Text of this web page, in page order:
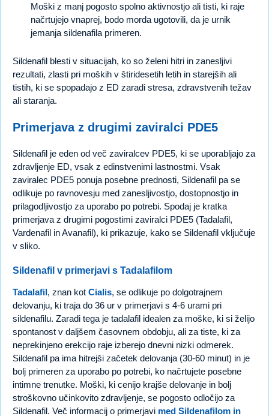
Moški z manj pogosto spolno aktivnostjo ali tisti, ki raje
načrtujejo vnaprej, bodo morda ugotovili, da je urnik
jemanja sildenafila primeren.
Sildenafil blesti v situacijah, ko so želeni hitri in zanesljivi
rezultati, zlasti pri moških v štiridesetih letih in starejših ali
tistih, ki se spopadajo z ED zaradi stresa, zdravstvenih težav
ali staranja.
Primerjava z drugimi zaviralci PDE5
Sildenafil je eden od več zaviralcev PDE5, ki se uporabljajo za
zdravljenje ED, vsak z edinstvenimi lastnostmi. Vsak
zaviralec PDE5 ponuja posebne prednosti, Sildenafil pa se
odlikuje po ravnovesju med zanesljivostjo, dostopnostjo in
prilagodljivostjo za uporabo po potrebi. Spodaj je kratka
primerjava z drugimi pogostimi zaviralci PDE5 (Tadalafil,
Vardenafil in Avanafil), ki prikazuje, kako se Sildenafil vključuje
v sliko.
Sildenafil v primerjavi s Tadalafilom
Tadalafil, znan kot Cialis, se odlikuje po dolgotrajnem
delovanju, ki traja do 36 ur v primerjavi s 4-6 urami pri
sildenafilu. Zaradi tega je tadalafil idealen za moške, ki si želijo
spontanost v daljšem časovnem obdobju, ali za tiste, ki za
neprekinjeno erekcijo raje izberejo dnevni nizki odmerek.
Sildenafil pa ima hitrejši začetek delovanja (30-60 minut) in je
bolj primeren za uporabo po potrebi, ko načrtujete posebne
intimne trenutke. Moški, ki cenijo krajše delovanje in bolj
stroškovno učinkovito zdravljenje, se pogosto odločijo za
Sildenafil. Več informacij o primerjavi med Sildenafilom in